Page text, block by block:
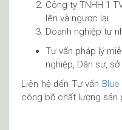
Công ty TNHH 1
lên và ngược lại.
Doanh nghiệp tư
Tư vấn pháp lý
nghiệp, Dân sư,
Liên hệ đến Tư vấn Blue
công bố chất lượng sản